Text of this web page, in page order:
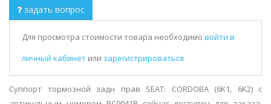
задать вопрос
Для просмотра стоимости товара необходимо войти в
личный кабинет или зарегистрироваться
Суппорт тормозной задн прав SEAT: CORDOBA (6K1, 6K2) с